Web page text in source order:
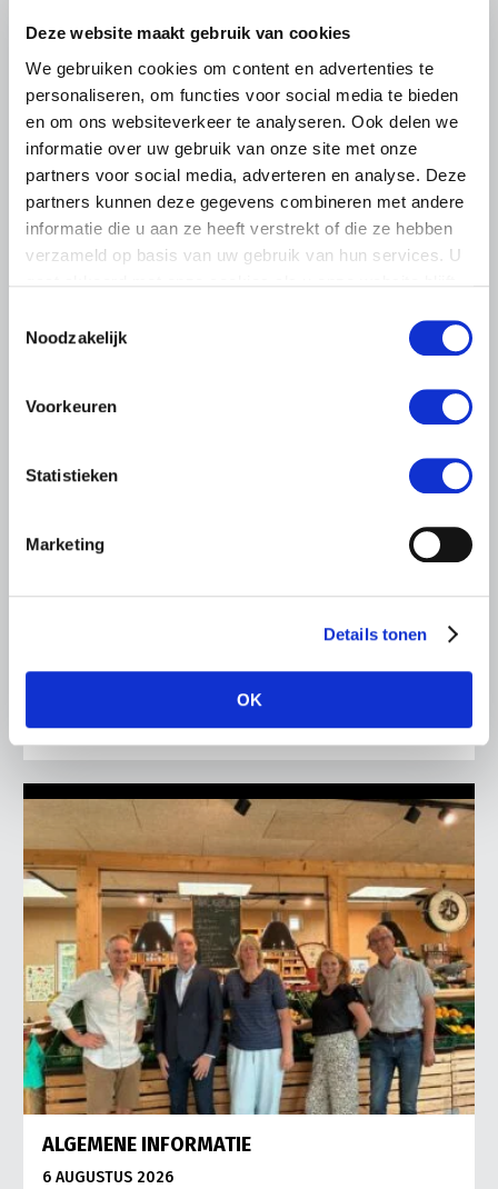
Deze website maakt gebruik van cookies
We gebruiken cookies om content en advertenties te
personaliseren, om functies voor social media te bieden
en om ons websiteverkeer te analyseren. Ook delen we
informatie over uw gebruik van onze site met onze
partners voor social media, adverteren en analyse. Deze
partners kunnen deze gegevens combineren met andere
informatie die u aan ze heeft verstrekt of die ze hebben
verzameld op basis van uw gebruik van hun services. U
Noodzakelijk
Voorkeuren
Statistieken
Marketing
Details tonen
OK
bezoekt melkveehouderij in
Maarten Goudzwaard (JA21) en beleidsmedewerker
Ronald Oenema op het melkveebedrijf van Jolmer de
Lees meer
ALGEMENE INFORMATIE
6 AUGUSTUS 2026